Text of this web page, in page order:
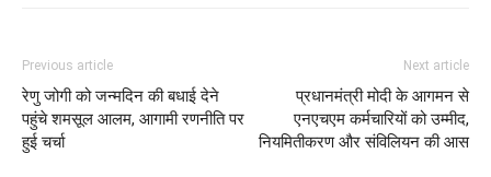
Previous article
रेणु जोगी को जन्मदिन की बधाई देने
पहुंचे शमसूल आलम, आगामी रणनीति पर
हुई चर्चा
Next article
प्रधानमंत्री मोदी के आगमन से
एनएचएम कर्मचारियों को उम्मीद,
नियमितीकरण और संविलियन की आस